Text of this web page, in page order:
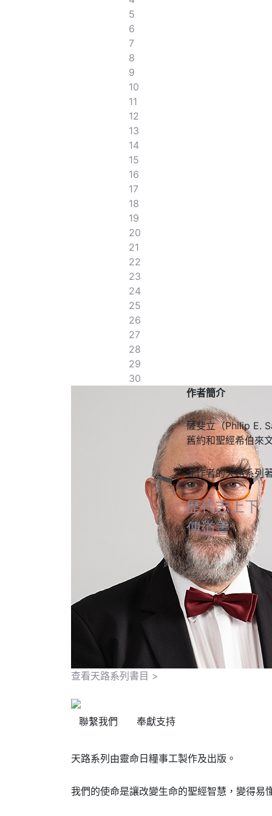
5
6
7
8
9
10
11
12
13
14
15
16
17
18
19
20
21
22
23
24
25
26
27
28
29
30
作者簡介
薩斐立（Philip E.
舊約和聖經希伯來
此作者的天路系列
歷代志上下
傳道書
查看天路系列書目 >
聯繫我們 奉獻支持
天路系列由靈命日糧事工製作及出版。
我們的使命是讓改變生命的聖經智慧，變得易